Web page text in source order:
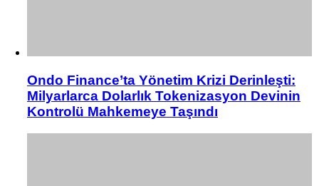
Ondo Finance’ta Yönetim Krizi Derinleşti:
Milyarlarca Dolarlık Tokenizasyon Devinin
Kontrolü Mahkemeye Taşındı